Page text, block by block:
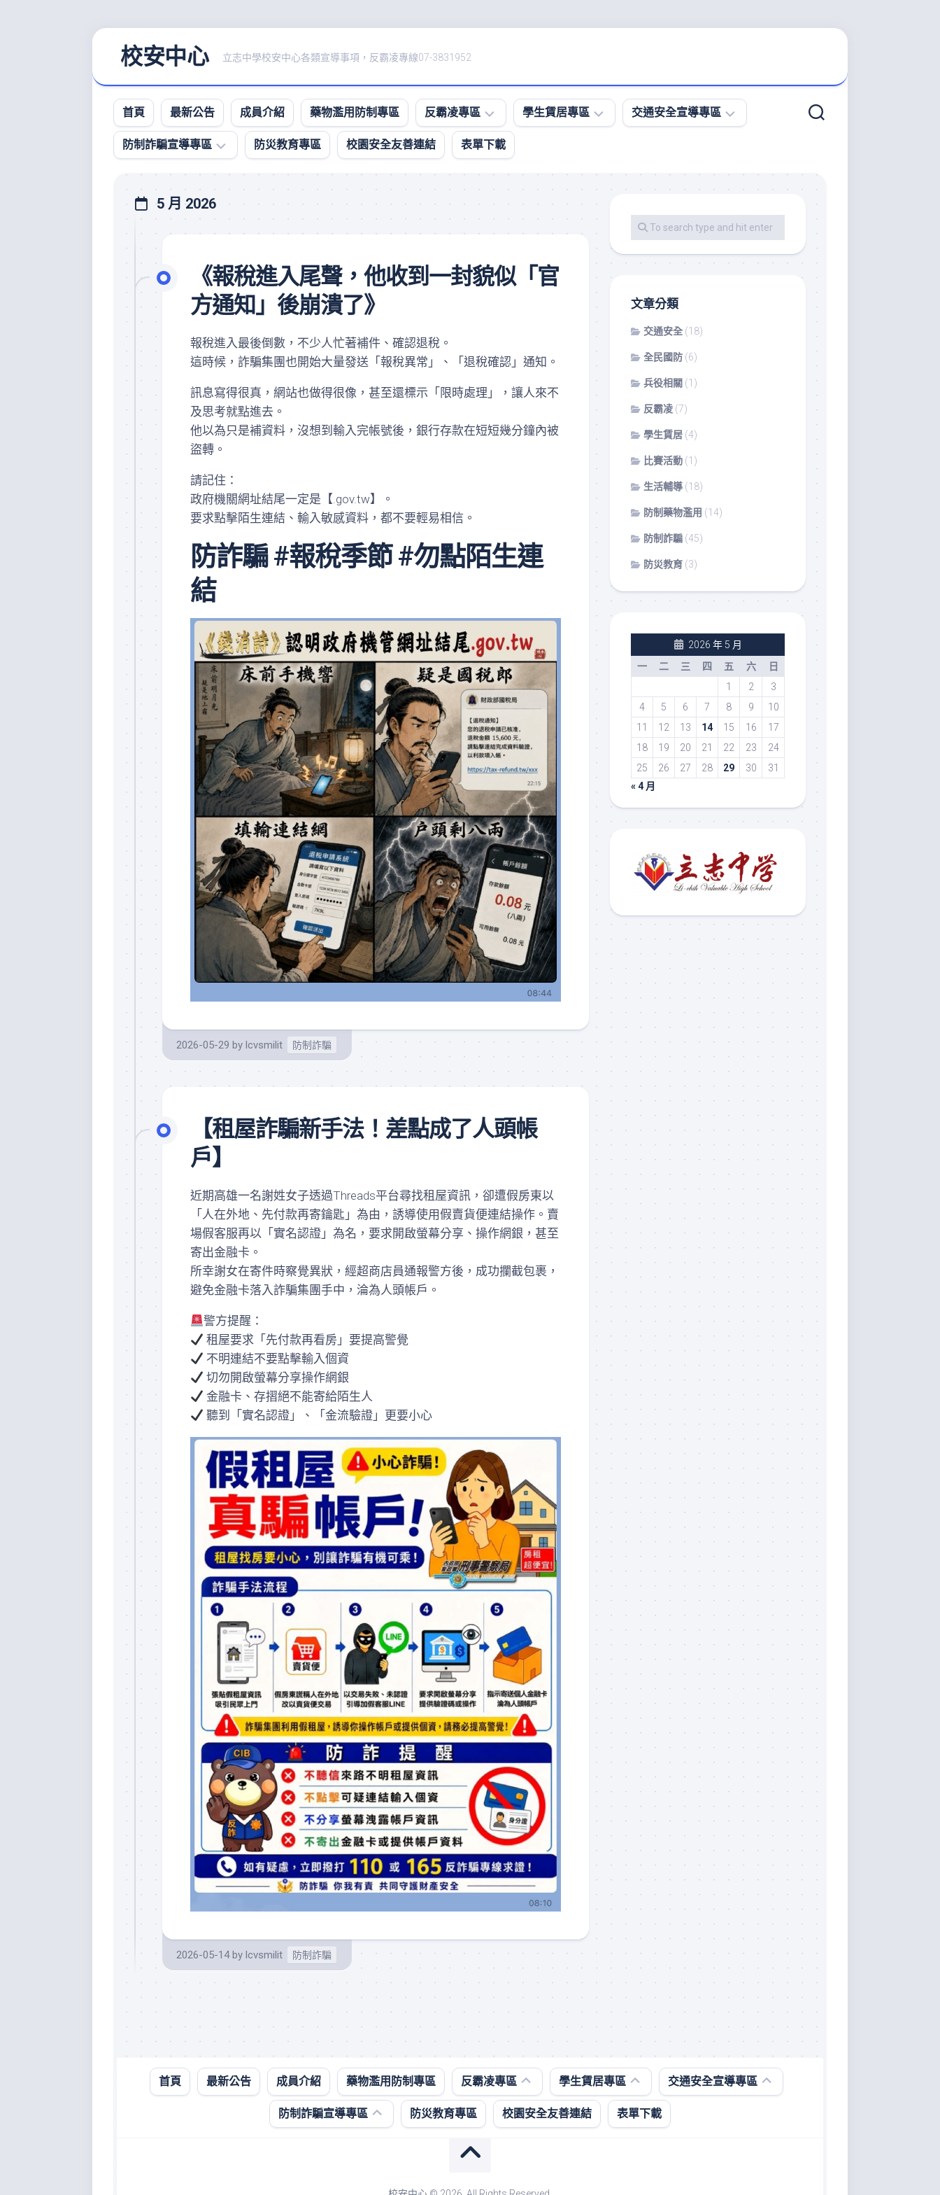
校安中心 立志中學校安中心各類宣導事項，反霸凌專線07-3831952
首頁 最新公告 成員介紹 藥物濫用防制專區 反霸凌專區
治
校
園
霸
凌
專
學生賃居專區
訊、
所
通
住
屋
交通安全宣導專區
型
電
輪
宣
區
影
教
專
防制詐騙宣導專區
防
詐
防災教育專區 校園安全友善連結 表單下載
5 月 2026
《報稅進入尾聲，他收到一封貌似「官
方通知」後崩潰了》
報稅進入最後倒數，不少人忙著補件、確認退稅。
這時候，詐騙集團也開始大量發送「報稅異常」、「退稅確認」通知。
訊息寫得很真，網站也做得很像，甚至還標示「限時處理」，讓人來不
及思考就點進去。
他以為只是補資料，沒想到輸入完帳號後，銀行存款在短短幾分鐘內被
盜轉。
請記住：
政府機關網址結尾一定是【.gov.tw】。
要求點擊陌生連結、輸入敏感資料，都不要輕易相信。
防詐騙 #報稅季節 #勿點陌生連
結
2026-05-29 by lcvsmilit 防制詐騙
【租屋詐騙新手法！差點成了人頭帳
戶】
近期高雄一名謝姓女子透過Threads平台尋找租屋資訊，卻遭假房東以
「人在外地、先付款再寄鑰匙」為由，誘導使用假賣貨便連結操作。賣
場假客服再以「實名認證」為名，要求開啟螢幕分享、操作網銀，甚至
寄出金融卡。
所幸謝女在寄件時察覺異狀，經超商店員通報警方後，成功攔截包裹，
避免金融卡落入詐騙集團手中，淪為人頭帳戶。
警方提醒：
租屋要求「先付款再看房」要提高警覺
不明連結不要點擊輸入個資
切勿開啟螢幕分享操作網銀
金融卡、存摺絕不能寄給陌生人
聽到「實名認證」、「金流驗證」更要小心
2026-05-14 by lcvsmilit 防制詐騙
文章分類
交通安全 (18)
全民國防 (6)
兵役相關 (1)
反霸凌 (7)
學生賃居 (4)
比賽活動 (1)
生活輔導 (18)
防制藥物濫用 (14)
防制詐騙 (45)
防災教育 (3)
2026 年 5 月
一
二 三 四 五 六
日
1
2
3
4
5 6 7 8 9
10
11
12 13 14 15 16
17
18
19 20 21 22 23
24
25
26 27 28 29 30
31
« 4 月
首頁 最新公告 成員介紹 藥物濫用防制專區 反霸凌專區
治
園
霸
影
區
學生賃居專區
屋
訊、
賃
交通安全宣導專區
型
防制詐騙宣導專區
防
詐
防災教育專區 校園安全友善連結 表單下載